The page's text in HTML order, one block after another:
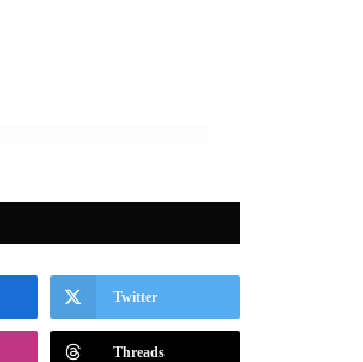
Twitter
Threads